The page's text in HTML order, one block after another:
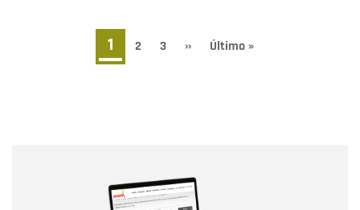
Página
actual
1 Page
2 Page
3
Siguiente
››
Última
Último »